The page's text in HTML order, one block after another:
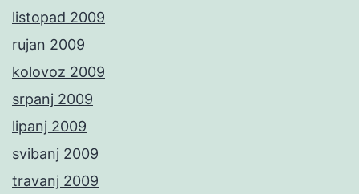
listopad 2009
rujan 2009
kolovoz 2009
srpanj 2009
lipanj 2009
svibanj 2009
travanj 2009